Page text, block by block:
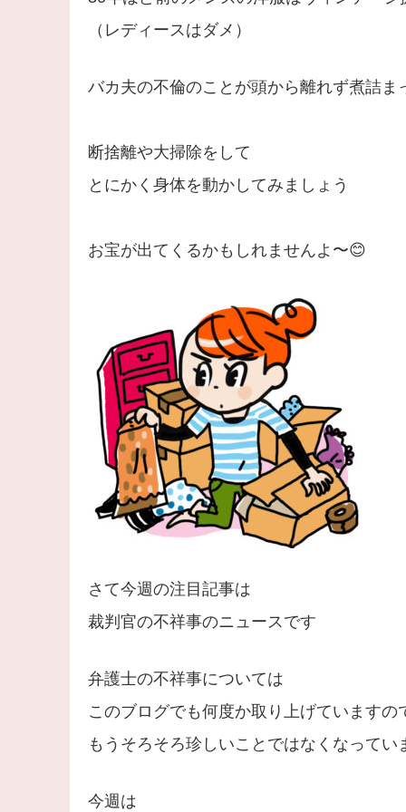
（レディースはダメ）
バカ夫の不倫のことが頭から離れず煮詰ま
断捨離や大掃除をして
とにかく身体を動かしてみましょう
お宝が出てくるかもしれませんよ〜😊
さて今週の注目記事は
裁判官の不祥事のニュースです
弁護士の不祥事については
このブログでも何度か取り上げていますの
もうそろそろ珍しいことではなくなってい
今週は